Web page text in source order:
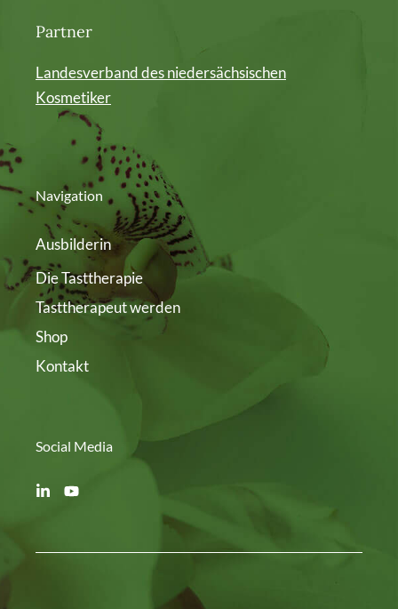
Partner
Landesverband des niedersächsischen
Kosmetiker
Navigation
Ausbilderin
Die Tasttherapie
Tasttherapeut werden
Shop
Kontakt
Social Media